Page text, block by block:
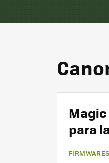
para
FIRMWARES